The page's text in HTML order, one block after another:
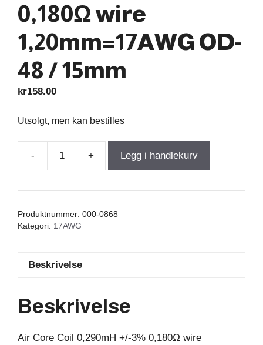
0,180Ω wire
1,20mm=17AWG OD-
48 / 15mm
kr158.00
Utsolgt, men kan bestilles
-
Coil
antall
+ Legg i handlekurv
Produktnummer: 000-0868
Kategori: 17AWG
Beskrivelse
Beskrivelse
Air Core Coil 0,290mH +/-3% 0,180Ω wire